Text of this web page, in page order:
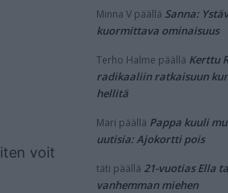
voit
Minna V päällä Sanna:
kuormittava ominaisuus
Terho Halme päällä Kerttu
radikaaliin ratkaisuun
hellitä
Mari päällä Pappa kuuli
uutisia: Ajokortti pois
täti päällä 21-vuotias Ella
vanhemman miehen